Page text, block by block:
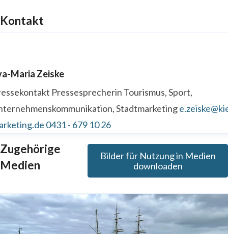
Kontakt
Maria Zeiske
Pressesprecherin Tourismus, Sport,
Stadtmarketing
0431 - 679 10 26
Zugehörige
Medien
Bilder für Nutzung in Medien
downloaden